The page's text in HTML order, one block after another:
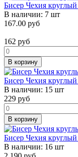
Бисер Чехия
В наличии: 7 шт
167.00 руб
162 руб
В корзину
Бисер Чехия
В наличии: 15 шт
229 руб
В корзину
Бисер Чехия
В наличии: 16 шт